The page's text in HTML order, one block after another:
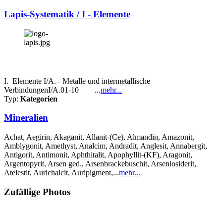
Lapis-Systematik / I - Elemente
I. Elemente I/A. - Metalle und intermetallische
VerbindungenI/A.01-10 ...mehr...
Typ: Kategorien
Mineralien
Achat, Aegirin, Akaganit, Allanit-(Ce), Almandin, Amazonit,
Amblygonit, Amethyst, Analcim, Andradit, Anglesit, Annabergit,
Antigorit, Antimonit, Aphthitalit, Apophyllit-(KF), Aragonit,
Argentopyrit, Arsen ged., Arsenbrackebuschit, Arseniosiderit,
Atelestit, Aurichalcit, Auripigment,...mehr...
Zufällige Photos